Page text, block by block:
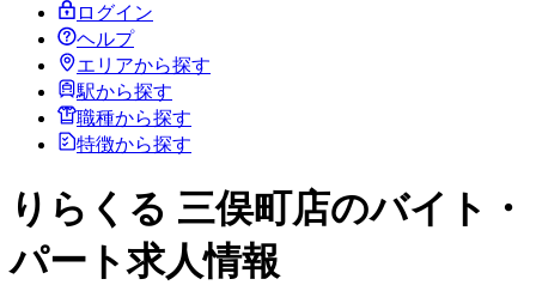
ログイン
ヘルプ
エリアから探す
駅から探す
職種から探す
特徴から探す
りらくる 三俣町店のバイト・
パート求人情報